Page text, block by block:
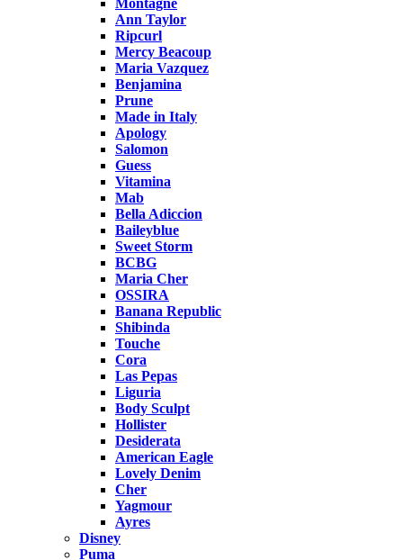
Montagne
Ann Taylor
Ripcurl
Mercy Beacoup
Maria Vazquez
Benjamina
Prune
Made in Italy
Apology
Salomon
Guess
Vitamina
Mab
Bella Adiccion
Baileyblue
Sweet Storm
BCBG
Maria Cher
OSSIRA
Banana Republic
Shibinda
Touche
Cora
Las Pepas
Liguria
Body Sculpt
Hollister
Desiderata
American Eagle
Lovely Denim
Cher
Yagmour
Ayres
Disney
Puma